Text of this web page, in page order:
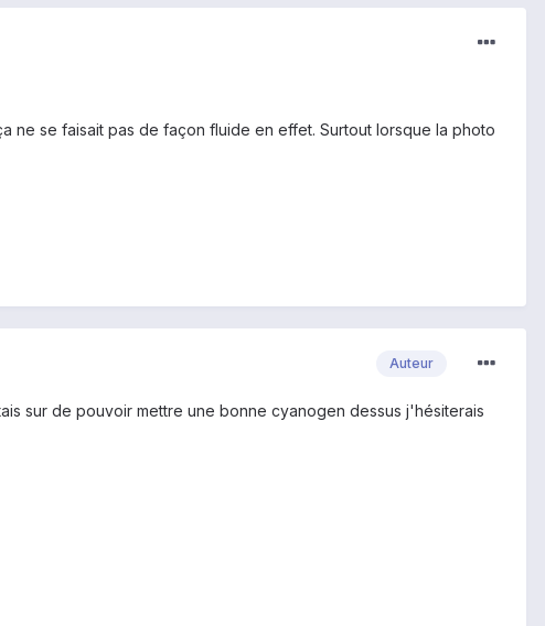
ne se faisait pas de façon fluide en effet. Surtout lorsque la photo
Auteur
sur de pouvoir mettre une bonne cyanogen dessus j'hésiterais